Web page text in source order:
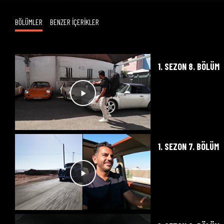
BÖLÜMLER BENZER İÇERİKLER
1. SEZON 8. BÖLÜM
1. SEZON 7. BÖLÜM